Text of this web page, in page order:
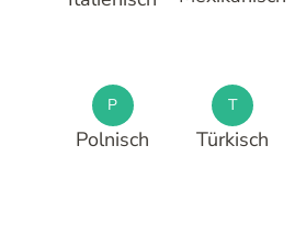
P
Polnisch
T
Türkisch